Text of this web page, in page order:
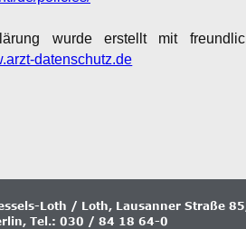
Loth / Loth, Lausanner Straße
Tel.: 030 / 84 18 64-0
wurde erstellt mit
datenschutz.de